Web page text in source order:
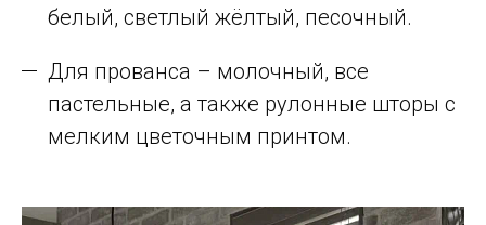
белый, светлый жёлтый, песочный.
Для прованса – молочный, все
пастельные, а также рулонные шторы с
мелким цветочным принтом.